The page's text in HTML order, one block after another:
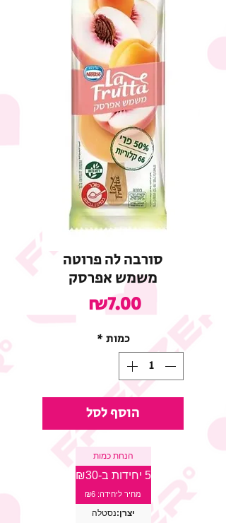
סורבה לה פרוטה
משמש אפרסק
₪7.00
כמות *
הוסף לסל
הנחת כמות
5 יחידות ב-₪30
מחיר ליחידה: ₪6
יצרן:נסטלה